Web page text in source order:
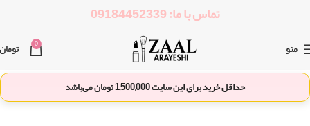
تماس با ما: 09184452339
منو 0 تومان
حداقل خرید برای این سایت1,500,000تومان می‌باشد